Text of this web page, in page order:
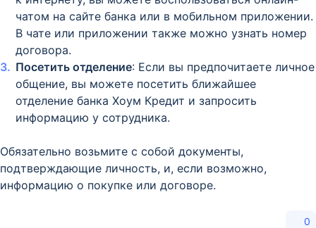
чатом на сайте банка или в мобильном приложении.
В чате или приложении также можно узнать номер
договора.
Посетить отделение: Если вы предпочитаете личное
общение, вы можете посетить ближайшее
отделение банка Хоум Кредит и запросить
информацию у сотрудника.
Обязательно возьмите с собой документы,
подтверждающие личность, и, если возможно,
информацию о покупке или договоре.
0